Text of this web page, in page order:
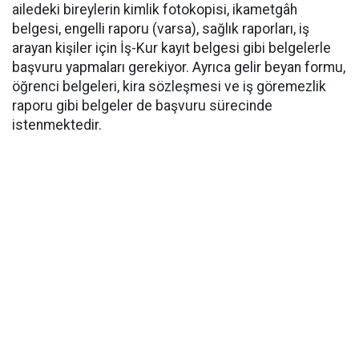
ailedeki bireylerin kimlik fotokopisi, ikametgâh
belgesi, engelli raporu (varsa), sağlık raporları, iş
arayan kişiler için İş-Kur kayıt belgesi gibi belgelerle
başvuru yapmaları gerekiyor. Ayrıca gelir beyan formu,
öğrenci belgeleri, kira sözleşmesi ve iş göremezlik
raporu gibi belgeler de başvuru sürecinde
istenmektedir.